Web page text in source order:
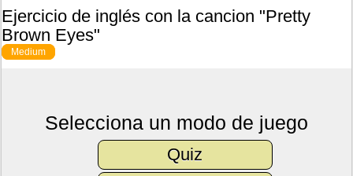
Ejercicio de inglés con la cancion "Pretty
Brown Eyes"
Medium
Selecciona un modo de juego
Quiz